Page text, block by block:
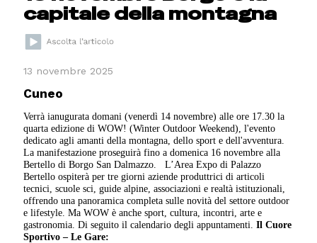
capitale della montagna
13 novembre 2025
Cuneo
Verrà ianugurata domani (venerdì 14 novembre) alle ore 17.30 la
quarta edizione di WOW! (Winter Outdoor Weekend), l'evento
dedicato agli amanti della montagna, dello sport e dell'avventura.
La manifestazione proseguirà fino a domenica 16 novembre alla
Bertello di Borgo San Dalmazzo. L’Area Expo di Palazzo
Bertello ospiterà per tre giorni aziende produttrici di articoli
tecnici, scuole sci, guide alpine, associazioni e realtà istituzionali,
offrendo una panoramica completa sulle novità del settore outdoor
e lifestyle. Ma WOW è anche sport, cultura, incontri, arte e
gastronomia. Di seguito il calendario degli appuntamenti.Il Cuore
Sportivo – Le Gare: